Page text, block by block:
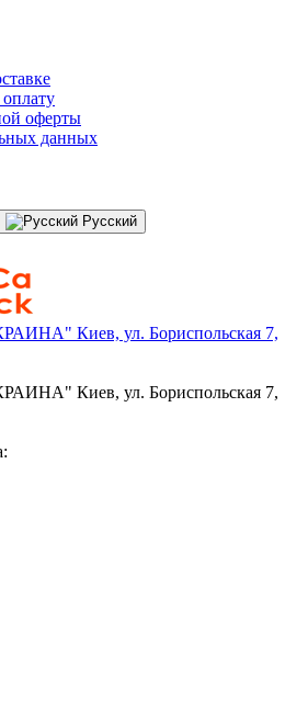
оферты
данных
Русский
Киев, ул. Бориспольская 7,
Киев, ул. Бориспольская 7,